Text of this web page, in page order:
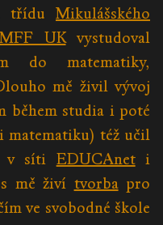
třídu Mikulášského
MFF UKvystudoval
do matematiky,
mě živil vývoj
během studia i poté
matematiku) též učil
v síti EDUCAneti
mě živí tvorbapro
ve svobodné škole